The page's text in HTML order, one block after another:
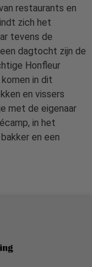
restaurants en
zich het
tevens de
dagtocht zijn de
Honfleur
in dit
en vissers
met de eigenaar
in het
en een